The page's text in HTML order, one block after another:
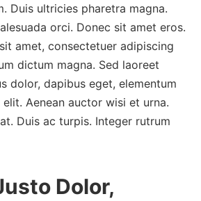
Duis ultricies pharetra magna.
orci. Donec sit amet eros.
amet, consectetuer adipiscing
dictum magna. Sed laoreet
dolor, dapibus eget, elementum
Aenean auctor wisi et urna.
Duis ac turpis. Integer rutrum
Dolor,